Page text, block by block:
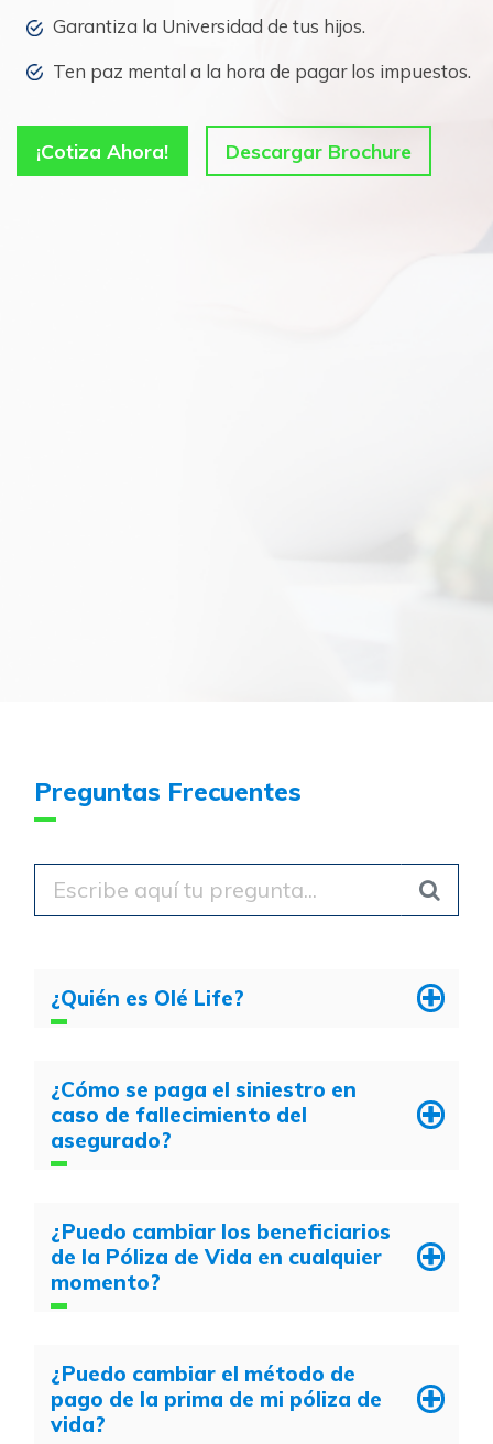
Garantiza la Universidad de tus hijos.
Ten paz mental a la hora de pagar los impuestos.
¡Cotiza Ahora! Descargar Brochure
Preguntas Frecuentes
¿Quién es Olé Life?
¿Cómo se paga el siniestro en
caso de fallecimiento del
asegurado?
¿Puedo cambiar los beneficiarios
de la Póliza de Vida en cualquier
momento?
¿Puedo cambiar el método de
pago de la prima de mi póliza de
vida?